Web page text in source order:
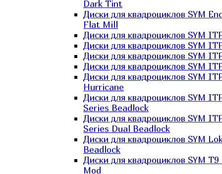
Dark Tint
Диски для квадроциклов SYM
Flat Mill
Диски для квадроциклов SYM
Диски для квадроциклов SYM
Диски для квадроциклов SYM
Диски для квадроциклов SYM
Диски для квадроциклов SYM
Hurricane
Диски для квадроциклов SYM
Series Beadlock
Диски для квадроциклов SYM
Series Dual Beadlock
Диски для квадроциклов SYM
Beadlock
Диски для квадроциклов SYM T9
Mod